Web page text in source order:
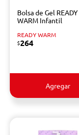
Bolsa de Gel READY
WARM Infantil
READY WARM
$264
Agregar